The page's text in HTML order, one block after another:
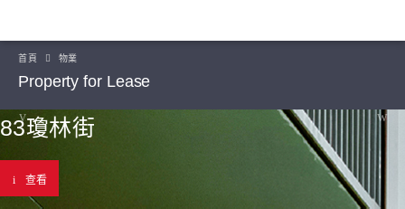
首頁 物業
Property for Lease
83瓊林街
查看